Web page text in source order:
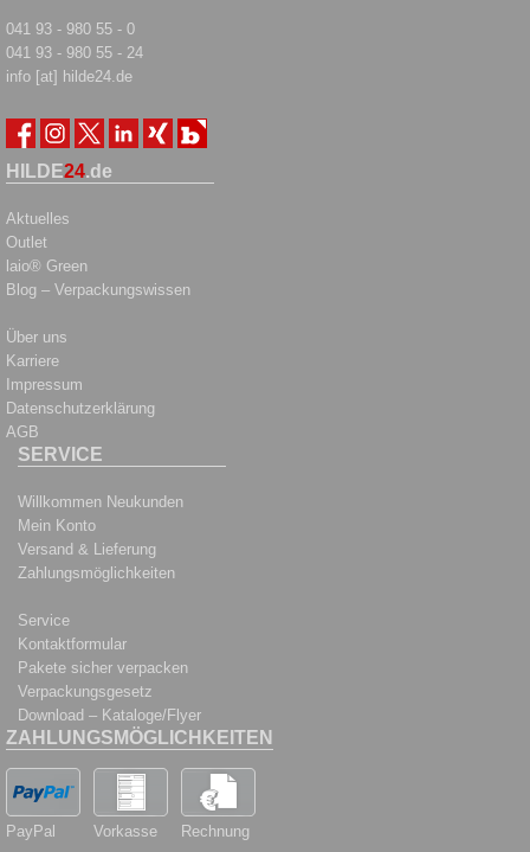
041 93 - 980 55 - 0
041 93 - 980 55 - 24
info [at] hilde24.de
HILDE24.de
Aktuelles
Outlet
laio® Green
Blog – Verpackungswissen
Über uns
Karriere
Impressum
Datenschutzerklärung
AGB
SERVICE
Willkommen Neukunden
Mein Konto
Versand & Lieferung
Zahlungsmöglichkeiten
Service
Kontaktformular
Pakete sicher verpacken
Verpackungsgesetz
Download – Kataloge/Flyer
ZAHLUNGSMÖGLICHKEITEN
PayPal Vorkasse Rechnung